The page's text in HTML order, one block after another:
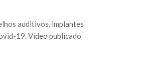
auditivos, implantes
19. Vídeo publicado